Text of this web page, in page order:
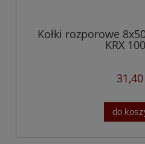
Kołki rozporowe
KRX
31,40
do